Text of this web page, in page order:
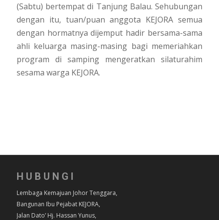
(Sabtu) bertempat di Tanjung Balau. Sehubungan
dengan itu, tuan/puan anggota KEJORA semua
dengan hormatnya dijemput hadir bersama-sama
ahli keluarga masing-masing bagi memeriahkan
program di samping mengeratkan silaturahim
sesama warga KEJORA.
HUBUNGI
Lembaga Kemajuan Johor Tenggara,
Bangunan Ibu Pejabat KEJORA,
Jalan Dato’ Hj. Hassan Yunus,